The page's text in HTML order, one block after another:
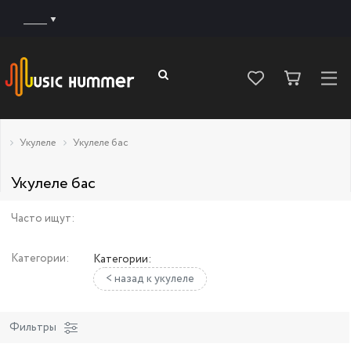
Укулеле Укулеле бас
Укулеле бас
Часто ищут:
Категории:
Категории:
< назад к укулеле
Фильтры